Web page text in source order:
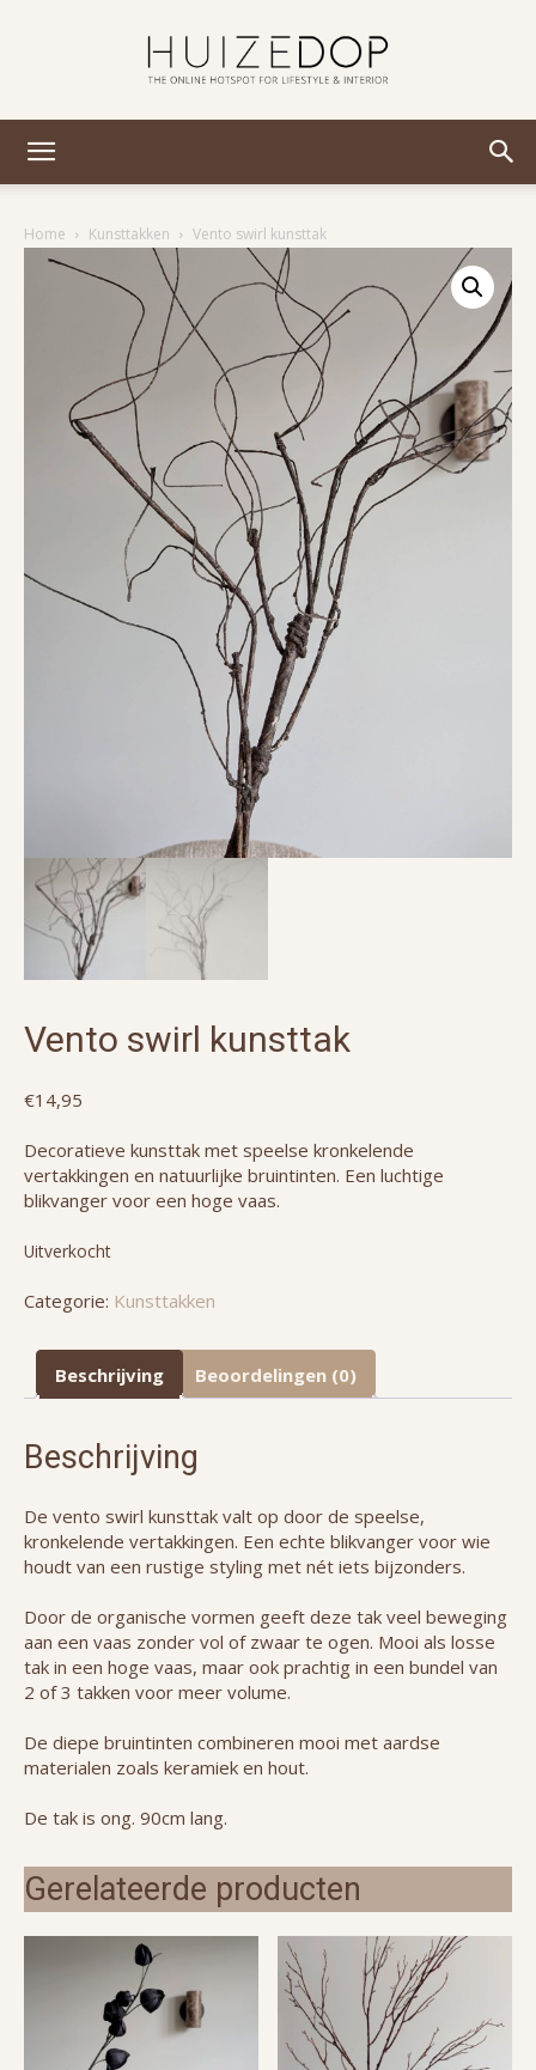
Home Kunsttakken Vento swirl kunsttak
Vento swirl kunsttak
€14,95
Decoratieve kunsttak met speelse kronkelende
vertakkingen en natuurlijke bruintinten. Een luchtige
blikvanger voor een hoge vaas.
Uitverkocht
Categorie: Kunsttakken
Beschrijving Beoordelingen (0)
Beschrijving
De vento swirl kunsttak valt op door de speelse,
kronkelende vertakkingen. Een echte blikvanger voor wie
houdt van een rustige styling met nét iets bijzonders.
Door de organische vormen geeft deze tak veel beweging
aan een vaas zonder vol of zwaar te ogen. Mooi als losse
tak in een hoge vaas, maar ook prachtig in een bundel van
2 of 3 takken voor meer volume.
De diepe bruintinten combineren mooi met aardse
materialen zoals keramiek en hout.
De tak is ong. 90cm lang.
Gerelateerde producten